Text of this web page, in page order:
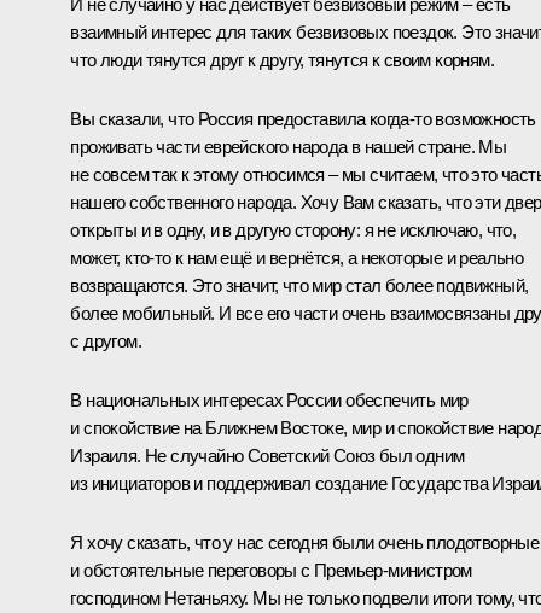
взаимный интерес для таких безвизовых поездок. Это
что люди тянутся друг к другу, тянутся к своим корням.
Вы сказали, что Россия предоставила когда‑то возможность
проживать части еврейского народа в нашей стране. Мы
не совсем так к этому относимся – мы считаем, что это
нашего собственного народа. Хочу Вам сказать, что эти
открыты и в одну, и в другую сторону: я не исключаю, что,
может, кто‑то к нам ещё и вернётся, а некоторые и реально
возвращаются. Это значит, что мир стал более подвижный,
более мобильный. И все его части очень взаимосвязаны
с другом.
В национальных интересах России обеспечить мир
и спокойствие на Ближнем Востоке, мир и спокойствие
Израиля. Не случайно Советский Союз был одним
из инициаторов и поддерживал создание Государства
Я хочу сказать, что у нас сегодня были очень плодотворные
и обстоятельные переговоры с Премьер-министром
господином Нетаньяху. Мы не только подвели итоги тому,